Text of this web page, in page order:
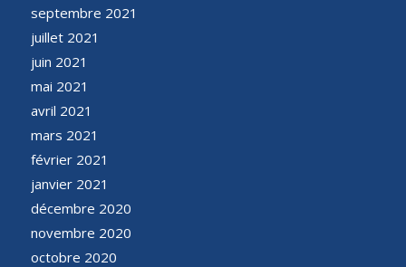
septembre 2021
juillet 2021
juin 2021
mai 2021
avril 2021
mars 2021
février 2021
janvier 2021
décembre 2020
novembre 2020
octobre 2020